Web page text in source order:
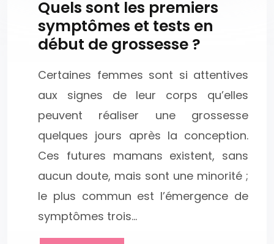
Quels sont les premiers
symptômes et tests en
début de grossesse ?
Certaines femmes sont si attentives
aux signes de leur corps qu’elles
peuvent réaliser une grossesse
quelques jours après la conception.
Ces futures mamans existent, sans
aucun doute, mais sont une minorité ;
le plus commun est l’émergence de
symptômes trois…